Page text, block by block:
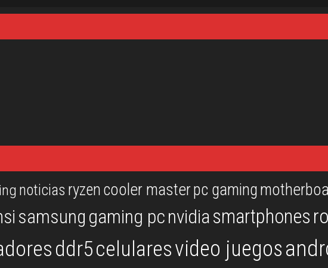
noticias ryzencooler masterpc gaming
samsung gaming pcnvidiasmartphones
ddr5celularesvideo juegos